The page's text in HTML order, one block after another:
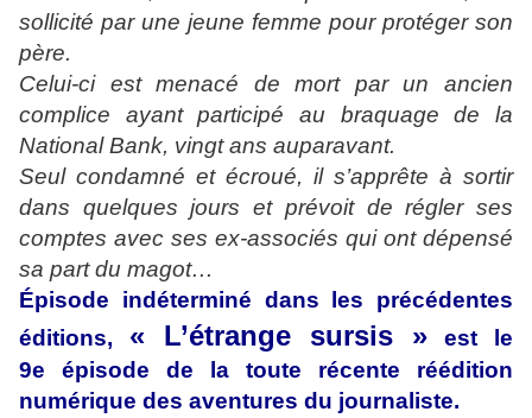
sollicité par une jeune femme pour protéger son
père.
Celui-ci est menacé de mort par un ancien
complice ayant participé au braquage de la
National Bank, vingt ans auparavant.
Seul condamné et écroué, il s’apprête à sortir
dans quelques jours et prévoit de régler ses
comptes avec ses ex-associés qui ont dépensé
sa part du magot…
Épisode indéterminé dans les précédentes
éditions, « L’étrange sursis » est le
9e épisode de la toute récente réédition
numérique des aventures du journaliste.